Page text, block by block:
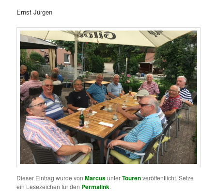
Ernst Jürgen
Dieser Eintrag wurde vonMarcusunterTourenveröffentlicht. Setze
ein Lesezeichen für den Permalink.